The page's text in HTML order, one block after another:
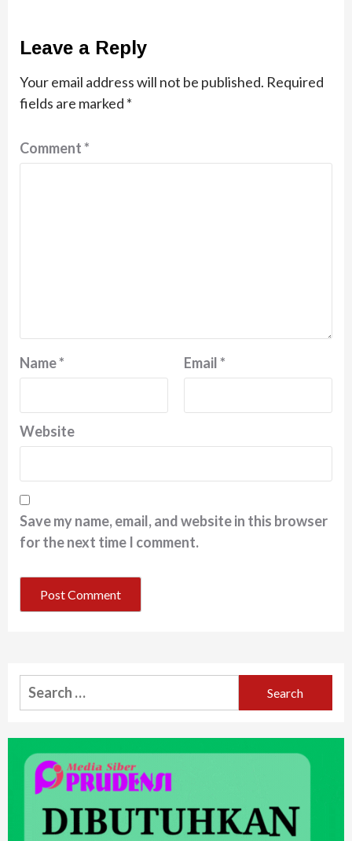
Leave a Reply
Your email address will not be published. Required
fields are marked *
Comment*
Name* Email*
Website
Save my name, email, and website in this browser
for the next time I comment.